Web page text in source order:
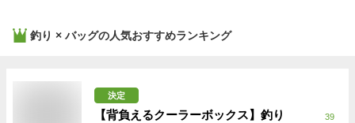
釣り × バッグの人気おすすめランキング
決定
【背負えるクーラーボックス】釣り
39